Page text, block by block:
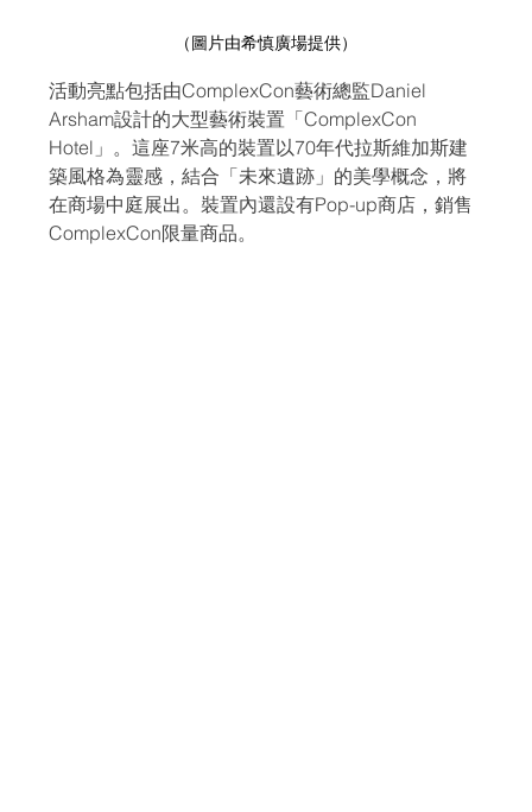
（圖片由希慎廣場提供）
活動亮點包括由ComplexCon藝術總監Daniel
Arsham設計的大型藝術裝置「ComplexCon
Hotel」。這座7米高的裝置以70年代拉斯維加斯建
築風格為靈感，結合「未來遺跡」的美學概念，將
在商場中庭展出。裝置內還設有Pop-up商店，銷售
ComplexCon限量商品。